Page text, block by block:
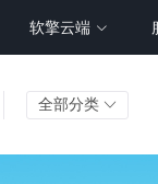
软擎云端
全部分类